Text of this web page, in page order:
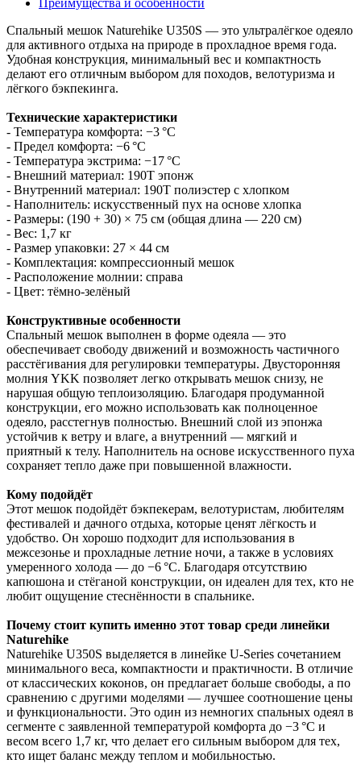
Спальный мешок Naturehike U350S — это ультралёгкое одеяло
для активного отдыха на природе в прохладное время года.
Удобная конструкция, минимальный вес и компактность
делают его отличным выбором для походов, велотуризма и
лёгкого бэкпекинга.
Технические характеристики
- Температура комфорта: −3 °C
- Предел комфорта: −6 °C
- Температура экстрима: −17 °C
- Внешний материал: 190T эпонж
- Внутренний материал: 190T полиэстер с хлопком
- Наполнитель: искусственный пух на основе хлопка
- Размеры: (190 + 30) × 75 см (общая длина — 220 см)
- Вес: 1,7 кг
- Размер упаковки: 27 × 44 см
- Комплектация: компрессионный мешок
- Расположение молнии: справа
- Цвет: тёмно-зелёный
Конструктивные особенности
Спальный мешок выполнен в форме одеяла — это
обеспечивает свободу движений и возможность частичного
расстёгивания для регулировки температуры. Двусторонняя
молния YKK позволяет легко открывать мешок снизу, не
нарушая общую теплоизоляцию. Благодаря продуманной
конструкции, его можно использовать как полноценное
одеяло, расстегнув полностью. Внешний слой из эпонжа
устойчив к ветру и влаге, а внутренний — мягкий и
приятный к телу. Наполнитель на основе искусственного пуха
сохраняет тепло даже при повышенной влажности.
Кому подойдёт
Этот мешок подойдёт бэкпекерам, велотуристам, любителям
фестивалей и дачного отдыха, которые ценят лёгкость и
удобство. Он хорошо подходит для использования в
межсезонье и прохладные летние ночи, а также в условиях
умеренного холода — до −6 °C. Благодаря отсутствию
капюшона и стёганой конструкции, он идеален для тех, кто не
любит ощущение стеснённости в спальнике.
Почему стоит купить именно этот товар среди линейки
Naturehike
Naturehike U350S выделяется в линейке U-Series сочетанием
минимального веса, компактности и практичности. В отличие
от классических коконов, он предлагает больше свободы, а по
сравнению с другими моделями — лучшее соотношение цены
и функциональности. Это один из немногих спальных одеял в
сегменте с заявленной температурой комфорта до −3 °C и
весом всего 1,7 кг, что делает его сильным выбором для тех,
кто ищет баланс между теплом и мобильностью.